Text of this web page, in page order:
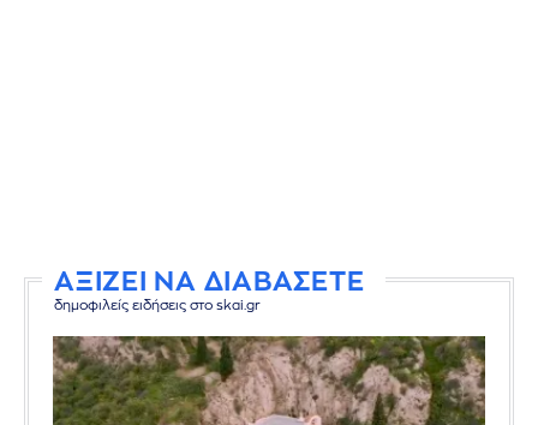
ΑΞΙΖΕΙ ΝΑ ΔΙΑΒΑΣΕΤΕ
δημοφιλείς ειδήσεις στο skai.gr